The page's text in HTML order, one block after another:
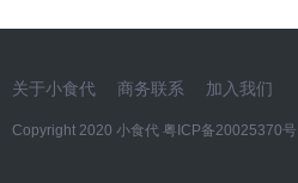
关于小食代 商务联系 加入我们
Copyright 2020 小食代 粤ICP备20025370号​